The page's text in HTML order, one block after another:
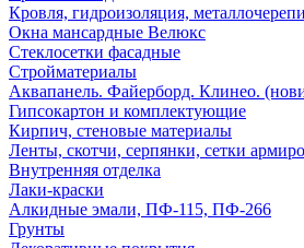
Кровля, гидроизоляция,
Окна мансардные Велюкс
Стеклосетки фасадные
Стройматериалы
Аквапанель. Файерборд. Клинео.
Гипсокартон и комплектующие
Кирпич, стеновые материалы
Ленты, скотчи, серпянки, сетки
Внутренняя отделка
Лаки-краски
Алкидные эмали, ПФ-115, ПФ-266
Грунты